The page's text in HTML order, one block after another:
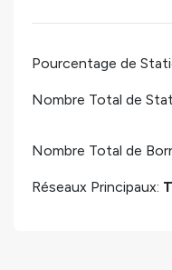
Pourcentage de
Nombre Total de
Nombre Total de
Réseaux Principaux: